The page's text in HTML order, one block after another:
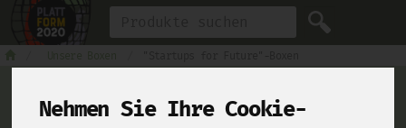
Nehmen Sie Ihre Cookie-
Produkt